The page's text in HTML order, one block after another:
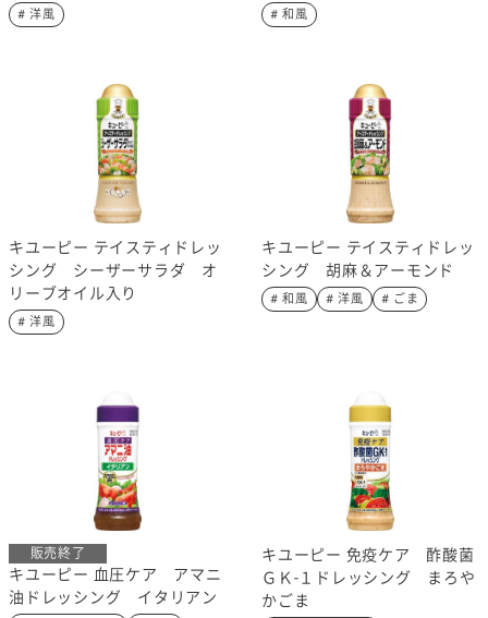
# 洋風 # 和風
キユーピー テイスティドレッ
シング シーザーサラダ オ
リーブオイル入り
# 洋風
キユーピー テイスティドレッ
シング 胡麻＆アーモンド
# 和風 # 洋風 # ごま
販売終了
キユーピー 血圧ケア アマニ
油ドレッシング イタリアン
キユーピー 免疫ケア 酢酸菌
ＧＫ-１ドレッシング まろや
かごま